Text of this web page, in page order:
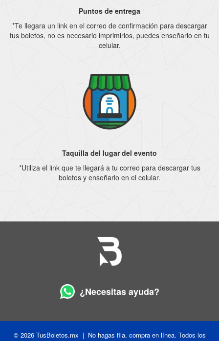
Puntos de entrega
*Te llegara un link en el correo de confirmación para descargar
tus boletos, no es necesario imprimirlos, puedes enseñarlo en tu
celular.
Taquilla del lugar del evento
*Utiliza el link que te llegará a tu correo para descargar tus
boletos y enseñarlo en el celular.
¿Necesitas ayuda?
© 2026 TusBoletos.mx | No hagas fila, compra en línea. Todos los